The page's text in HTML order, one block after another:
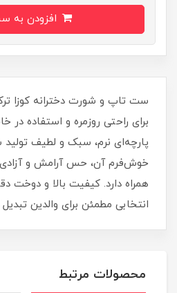
ست تاپ و شورت دخترانه کوزا
برای راحتی روزمره و استفاده
پارچه‌ای نرم، سبک و لطیف
خوش‌فرم آن، حس آرامش و آزادی
همراه دارد. کیفیت بالا و دوخت
انتخابی مطمئن برای والدین
محصولات مرتبط